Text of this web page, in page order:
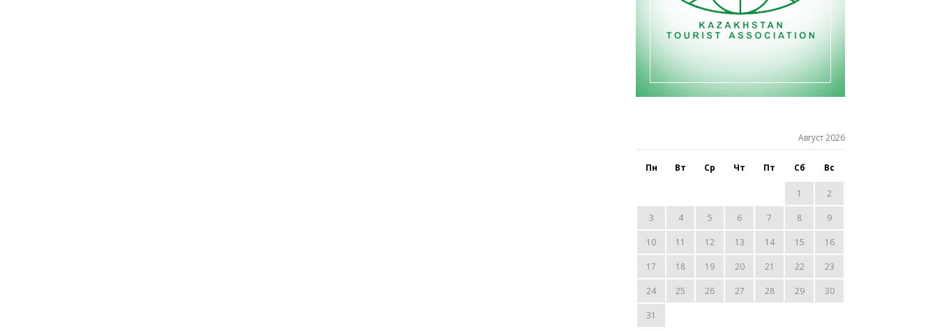
Август 2026
Пн Вт Ср Чт Пт Сб Вс
1 2
3 4 5 6 7 8 9
10 11 12 13 14 15 16
17 18 19 20 21 22 23
24 25 26 27 28 29 30
31